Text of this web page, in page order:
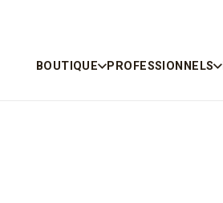
BOUTIQUE PROFESSIONNELS